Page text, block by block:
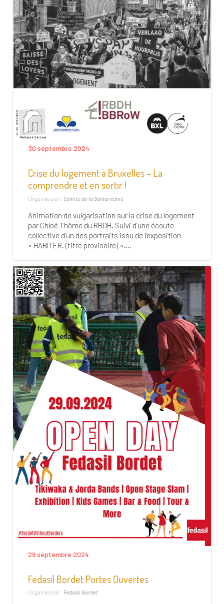
30 septembre 2024
Crise du logement à Bruxelles – La
comprendre et en sortir !
Organisé par : Comité de la Samaritaine
Animation de vulgarisation sur la crise du logement
par Chloé Thôme du RBDH. Suivi d’une écoute
collective d’un des portraits issu de l’exposition
« HABITER. (titre provisoire) »....
29 septembre 2024
Fedasil Bordet Portes Ouvertes
Organisé par : Fedasil Bordet